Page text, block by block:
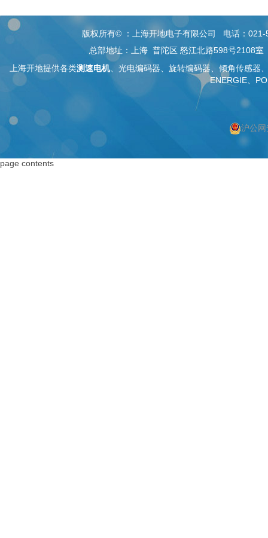
版权所有© ：上海开地电子有限公司 电话：
总部地址：上海 普陀区 怒江北路598号2108室
上海开地提供各类测速电机、 光电编码器 、旋转编码器、 倾角传感器
ENERGIE、
沪公
page contents